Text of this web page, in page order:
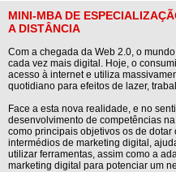
MINI-MBA DE
A DISTÂNCIA
Com a chegada da Web 2.0, o
cada vez mais digital. Hoje, o
acesso à internet e utiliza
quotidiano para efeitos de lazer,
Face a esta nova realidade, e no
desenvolvimento de competências
como principais objetivos os de
intermédios de marketing digital,
utilizar ferramentas, assim como a
marketing digital para potenciar um